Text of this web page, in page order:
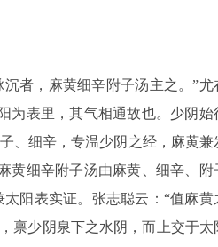
者，麻黄细辛附子汤主之。”尤
为表里，其气相通故也。少阴始
、细辛，专温少阴之经，麻黄兼
黄细辛附子汤由麻黄、细辛、附
阳表实证。张志聪云：“值麻黄
禀少阴泉下之水阴，而上交于太